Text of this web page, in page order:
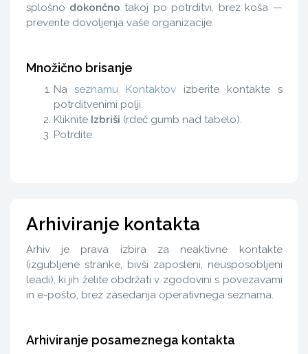
splošno dokončno takoj po potrditvi, brez koša —
preverite dovoljenja vaše organizacije.
Množično brisanje
Naseznamu Kontaktov izberite kontakte s
potrditvenimi polji.
Kliknite Izbriši (rdeč gumb nad tabelo).
Potrdite.
Arhiviranje kontakta
Arhiv je prava izbira za neaktivne kontakte
(izgubljene stranke, bivši zaposleni, neusposobljeni
leadi), ki jih želite obdržati v zgodovini s povezavami
in e-pošto, brez zasedanja operativnega seznama.
Arhiviranje posameznega kontakta